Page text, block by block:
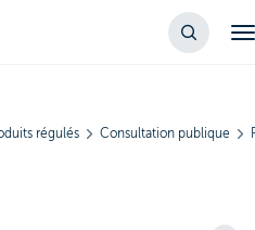
régulés Consultation publique